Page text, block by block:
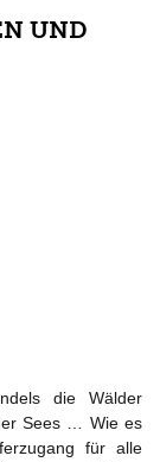
UND
die Wälder
Sees … Wie es
für alle